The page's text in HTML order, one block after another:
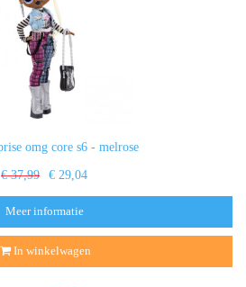
omg core s6 - melrose
€ 37,99 € 29,04
Meer informatie
In winkelwagen